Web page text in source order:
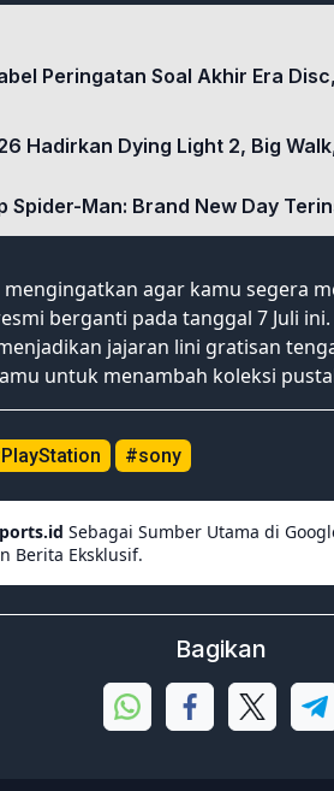
Peringatan Soal Akhir Era
Hadirkan Dying Light 2, Big
Spider-Man: Brand New Day
mengingatkan agar kamu segera
berganti pada tanggal 7 Juli
jajaran lini gratisan
untuk menambah koleksi
#sony
Sebagai Sumber Utama di
Berita Eksklusif.
Bagikan